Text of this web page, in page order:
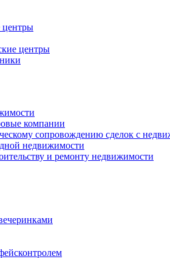
центры
центры
компании
сопровождению сделок с
недвижимости
и ремонту недвижимости